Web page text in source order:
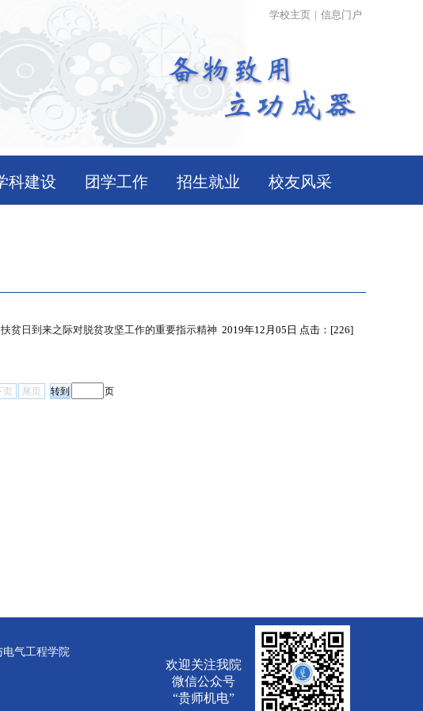
学校主页 | 信息门户
科建设 团学工作 招生就业 校友风采
贫日到来之际对脱贫攻坚工作的重要指示精神 2019年12月05日 点击：[226]
页 尾页 页
气工程学院
欢迎关注我院
微信公众号
“贵师机电”